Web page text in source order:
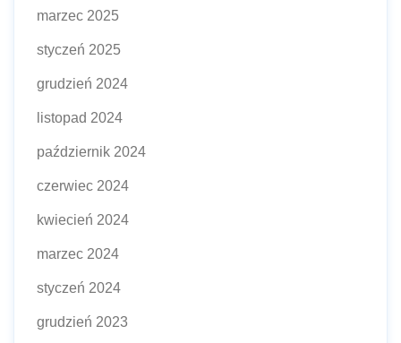
marzec 2025
styczeń 2025
grudzień 2024
listopad 2024
październik 2024
czerwiec 2024
kwiecień 2024
marzec 2024
styczeń 2024
grudzień 2023